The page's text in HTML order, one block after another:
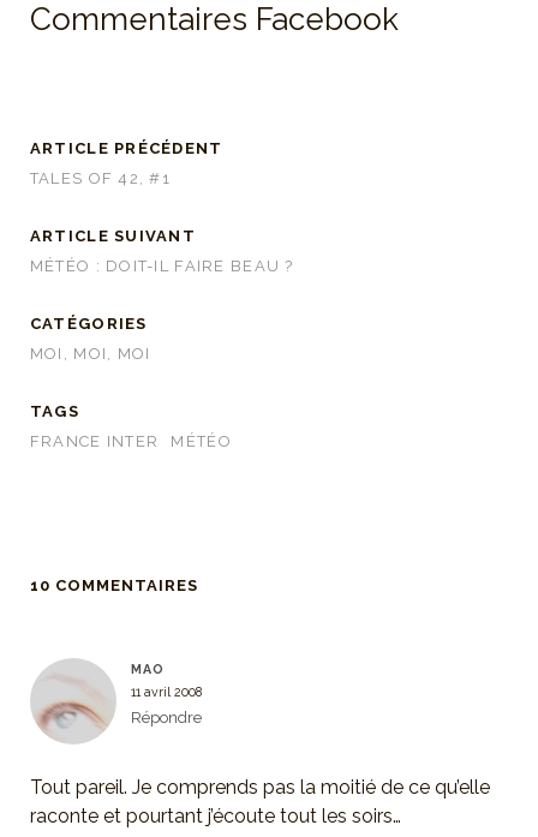
Commentaires Facebook
ARTICLE PRÉCÉDENT
TALES OF 42, #1
ARTICLE SUIVANT
MÉTÉO : DOIT-IL FAIRE BEAU ?
CATÉGORIES
MOI, MOI, MOI
TAGS
FRANCE INTER
MÉTÉO
10 COMMENTAIRES
MAO
11 avril 2008
Répondre
Tout pareil. Je comprends pas la moitié de ce qu’elle
raconte et pourtant j’écoute tout les soirs…